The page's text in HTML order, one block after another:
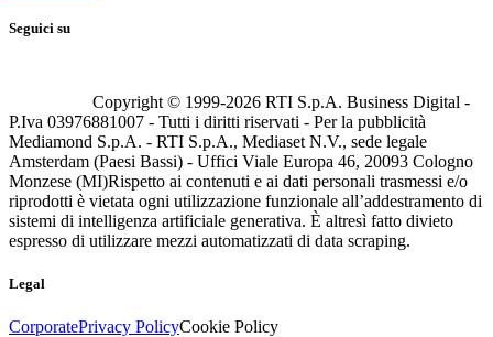
Seguici su
Copyright © 1999-2026 RTI S.p.A. Business Digital -
P.Iva 03976881007 - Tutti i diritti riservati - Per la pubblicità
Mediamond S.p.A. - RTI S.p.A., Mediaset N.V., sede legale
Amsterdam (Paesi Bassi) - Uffici Viale Europa 46, 20093 Cologno
Monzese (MI)Rispetto ai contenuti e ai dati personali trasmessi e/o
riprodotti è vietata ogni utilizzazione funzionale all’addestramento di
sistemi di intelligenza artificiale generativa. È altresì fatto divieto
espresso di utilizzare mezzi automatizzati di data scraping.
Legal
CorporatePrivacy PolicyCookie Policy